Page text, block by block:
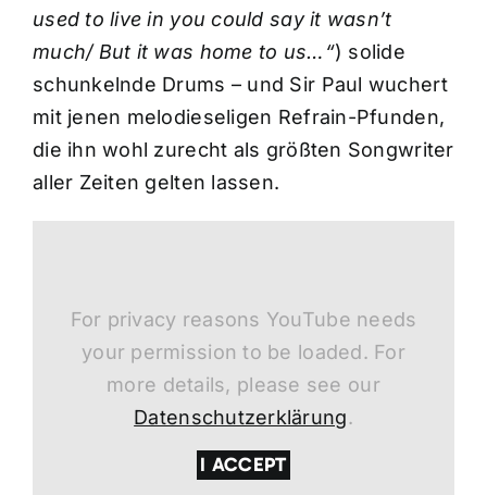
used to live in you could say it wasn’t
much/ But it was home to us…“) solide
schunkelnde Drums – und Sir Paul wuchert
mit jenen melodieseligen Refrain-Pfunden,
die ihn wohl zurecht als größten Songwriter
aller Zeiten gelten lassen.
For privacy reasons YouTube needs
your permission to be loaded. For
more details, please see our
Datenschutzerklärung.
I ACCEPT